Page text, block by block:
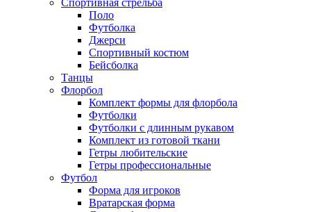
Спортивная стрельба
Поло
Футболка
Джерси
Спортивный костюм
Бейсболка
Танцы
Флорбол
Комплект формы для флорбола
Футболки
Футболки с длинным рукавом
Комплект из готовой ткани
Гетры любительские
Гетры профессиональные
Футбол
Форма для игроков
Вратарская форма